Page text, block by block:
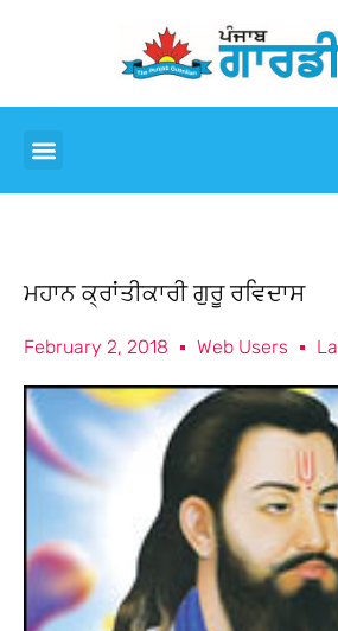
ਮਹਾਨ ਕ੍ਰਾਂਤੀਕਾਰੀ ਗੁਰੂ ਰਵਿਦਾਸ
February 2, 2018 Web Users